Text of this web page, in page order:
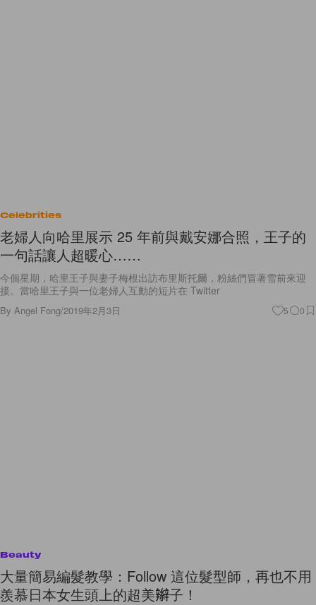
Celebrities
老婦人向哈里展示 25 年前與戴安娜合照，王子的
一句話讓人超暖心……
今個星期，哈里王子與妻子梅根出訪布里斯托爾，粉絲們冒著雪前來迎
接。當哈里王子與一位老婦人互動的短片在 Twitter
By Angel Fong/2019年2月3日 5 0
Beauty
大量簡易編髮教學：Follow 這位髮型師，再也不用
羨慕日本女生頭上的超美辮子！